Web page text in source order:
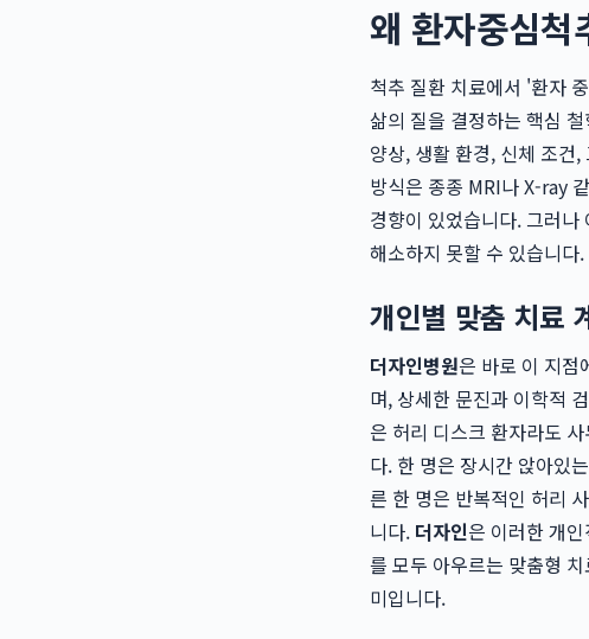
왜 환자중심척
척추 질환 치료에서 '환자
삶의 질을 결정하는 핵심
양상, 생활 환경, 신체 조건
방식은 종종 MRI나 X-ray
경향이 있었습니다. 그러
해소하지 못할 수 있습니다.
개인별 맞춤 치료
더자인병원은 바로 이 지점
며, 상세한 문진과 이학적
은 허리 디스크 환자라도
다. 한 명은 장시간 앉아있
른 한 명은 반복적인 허리
니다. 더자인은 이러한 개
를 모두 아우르는 맞춤형
미입니다.